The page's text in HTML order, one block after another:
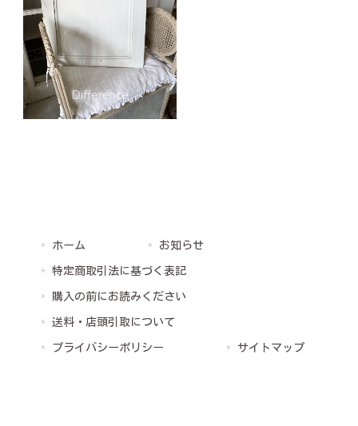
ホーム
お知らせ
特定商取引法に基づく表記
購入の前にお読みください
送料・店頭引取について
プライバシーポリシー
サイトマップ